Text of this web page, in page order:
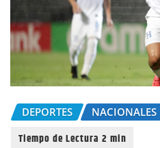
DEPORTES NACIONALES